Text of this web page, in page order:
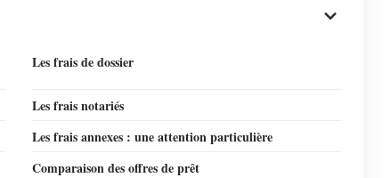
Les frais de dossier
Les frais notariés
Les frais annexes : une attention particulière
Comparaison des offres de prêt